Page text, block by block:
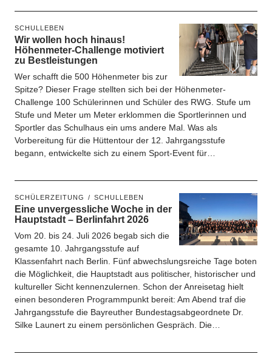
SCHULLEBEN
Wir wollen hoch hinaus!
Höhenmeter-Challenge motiviert
zu Bestleistungen
Wer schafft die 500 Höhenmeter bis zur
Spitze? Dieser Frage stellten sich bei der Höhenmeter-
Challenge 100 Schülerinnen und Schüler des RWG. Stufe um
Stufe und Meter um Meter erklommen die Sportlerinnen und
Sportler das Schulhaus ein ums andere Mal. Was als
Vorbereitung für die Hüttentour der 12. Jahrgangsstufe
begann, entwickelte sich zu einem Sport-Event für…
SCHÜLERZEITUNG SCHULLEBEN
Eine unvergessliche Woche in der
Hauptstadt – Berlinfahrt 2026
Vom 20. bis 24. Juli 2026 begab sich die
gesamte 10. Jahrgangsstufe auf
Klassenfahrt nach Berlin. Fünf abwechslungsreiche Tage boten
die Möglichkeit, die Hauptstadt aus politischer, historischer und
kultureller Sicht kennenzulernen. Schon der Anreisetag hielt
einen besonderen Programmpunkt bereit: Am Abend traf die
Jahrgangsstufe die Bayreuther Bundestagsabgeordnete Dr.
Silke Launert zu einem persönlichen Gespräch. Die…